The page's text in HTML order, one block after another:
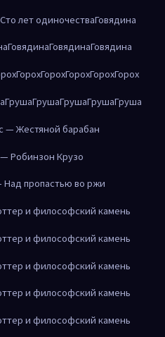
лет одиночестваГовядина
ГовядинаГовядинаГовядина
ГорохГорохГорохГорохГорох
ГрушаГрушаГрушаГрушаГруша
— Жестяной барабан
Робинзон Крузо
пропастью во ржи
и философский камень
и философский камень
и философский камень
и философский камень
и философский камень